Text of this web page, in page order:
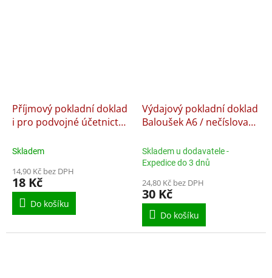
Příjmový pokladní doklad
i pro podvojné účetnictví
/ 50 listů / ET030,
Skladem
14,90 Kč bez DPH
18 Kč
Do košíku
Výdajový pokladní doklad
Baloušek A6 / nečíslovaný
samopropisující
Skladem u dodavatele -
Expedice do 3 dnů
24,80 Kč bez DPH
30 Kč
Do košíku